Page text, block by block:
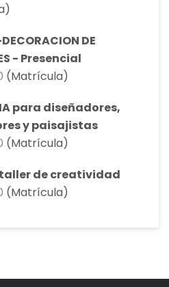
DE
- Presencial
(Matrícula)
IA para diseñadores,
y paisajistas
(Matrícula)
taller de creatividad
(Matrícula)